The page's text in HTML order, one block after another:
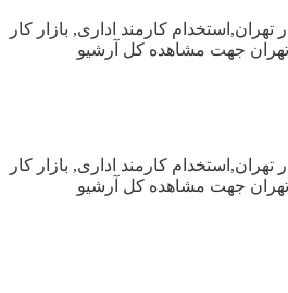
کارمند اداری, بازار کار
تهران جهت مشاهده کل آرشیو
کارمند اداری, بازار کار
تهران جهت مشاهده کل آرشیو